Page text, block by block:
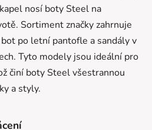
nosí boty Steel na
Sortiment značky zahrnuje
po letní pantofle a sandály v
Tyto modely jsou ideální pro
činí boty Steel všestrannou
a styly.